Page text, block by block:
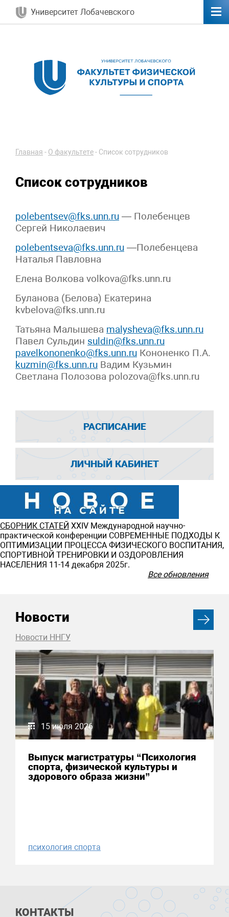
Университет Лобачевского
Главная - О факультете- Список сотрудников
Список сотрудников
polebentsev@fks.unn.ru — Полебенцев
Сергей Николаевич
polebentseva@fks.unn.ru —Полебенцева
Наталья Павловна
Елена Волкова volkova@fks.unn.ru
Буланова (Белова) Екатерина
kvbelova@fks.unn.ru
Татьяна Малышева malysheva@fks.unn.ru
Павел Сульдин suldin@fks.unn.ru
pavelkononenko@fks.unn.ru Кононенко П.А.
kuzmin@fks.unn.ru Вадим Кузьмин
Светлана Полозова polozova@fks.unn.ru
РАСПИСАНИЕ
ЛИЧНЫЙ КАБИНЕТ
СБОРНИК СТАТЕЙ ХXIV Международной научно-
практической конференции СОВРЕМЕННЫЕ ПОДХОДЫ К
ОПТИМИЗАЦИИ ПРОЦЕССА ФИЗИЧЕСКОГО ВОСПИТАНИЯ,
СПОРТИВНОЙ ТРЕНИРОВКИ И ОЗДОРОВЛЕНИЯ
НАСЕЛЕНИЯ 11-14 декабря 2025г.
Все обновления
Новости
Новости ННГУ
15 июля 2026
Выпуск магистратуры “Психология
спорта, физической культуры и
здорового образа жизни”
психология спорта
КОНТАКТЫ